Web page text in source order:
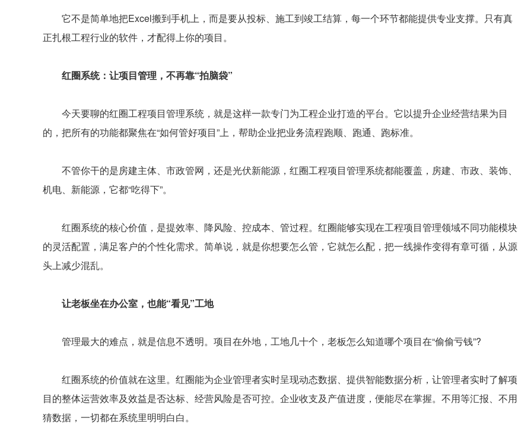
它不是简单地把Excel搬到手机上，而是要从投标、施工到竣工结算，每一个环节都能提供专业支撑。只有真
正扎根工程行业的软件，才配得上你的项目。
红圈系统：让项目管理，不再靠“拍脑袋”
今天要聊的红圈工程项目管理系统，就是这样一款专门为工程企业打造的平台。它以提升企业经营结果为目
的，把所有的功能都聚焦在“如何管好项目”上，帮助企业把业务流程跑顺、跑通、跑标准。
不管你干的是房建主体、市政管网，还是光伏新能源，红圈工程项目管理系统都能覆盖，房建、市政、装饰、
机电、新能源，它都“吃得下”。
红圈系统的核心价值，是提效率、降风险、控成本、管过程。红圈能够实现在工程项目管理领域不同功能模块
的灵活配置，满足客户的个性化需求。简单说，就是你想要怎么管，它就怎么配，把一线操作变得有章可循，从源
头上减少混乱。
让老板坐在办公室，也能“看见”工地
管理最大的难点，就是信息不透明。项目在外地，工地几十个，老板怎么知道哪个项目在“偷偷亏钱”?
红圈系统的价值就在这里。红圈能为企业管理者实时呈现动态数据、提供智能数据分析，让管理者实时了解项
目的整体运营效率及效益是否达标、经营风险是否可控。企业收支及产值进度，便能尽在掌握。不用等汇报、不用
猜数据，一切都在系统里明明白白。